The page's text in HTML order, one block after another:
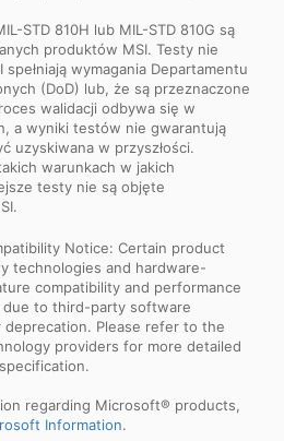
STD 810H lub MIL-STD 810G są
produktów MSI. Testy nie
wymagania Departamentu
(DoD) lub, że są przeznaczone
walidacji odbywa się w
a wyniki testów nie gwarantują
uzyskiwana w przyszłości.
warunkach w jakich
testy nie są objęte
Notice: Certain product
technologies and hardware-
compatibility and performance
due to third-party software
Please refer to the
providers for more detailed
regarding Microsoft® products,
Information.